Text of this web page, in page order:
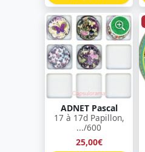
ADNET Pascal
17 à 17d Papillon,
.../600
25,00€